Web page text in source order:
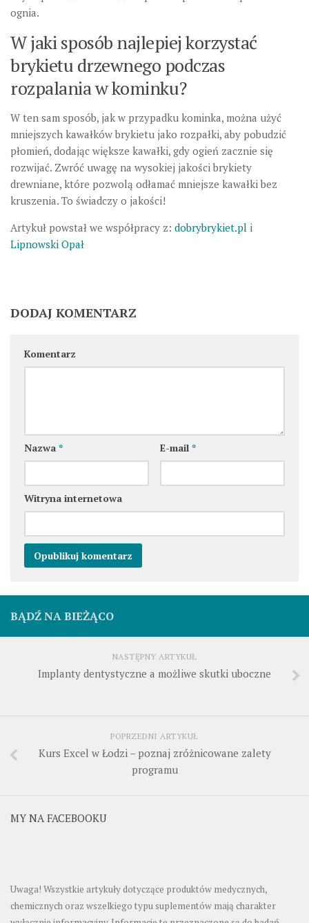
ognia.
W jaki sposób najlepiej korzystać
brykietu drzewnego podczas
rozpalania w kominku?
W ten sam sposób, jak w przypadku kominka, można użyć
mniejszych kawałków brykietu jako rozpałki, aby pobudzić
płomień, dodając większe kawałki, gdy ogień zacznie się
rozwijać. Zwróć uwagę na wysokiej jakości brykiety
drewniane, które pozwolą odłamać mniejsze kawałki bez
kruszenia. To świadczy o jakości!
Artykuł powstał we współpracy z: dobrybrykiet.pl i
Lipnowski Opał
DODAJ KOMENTARZ
Komentarz
Nazwa * E-mail *
Witryna internetowa
BĄDŹ NA BIEŻĄCO
NASTĘPNY ARTYKUŁ
Implanty dentystyczne a możliwe skutki uboczne
POPRZEDNI ARTYKUŁ
Kurs Excel w Łodzi – poznaj zróżnicowane zalety
programu
MY NA FACEBOOKU
Uwaga! Wszystkie artykuły dotyczące produktów medycznych,
chemicznych oraz wszelkiego typu suplementów mają charakter